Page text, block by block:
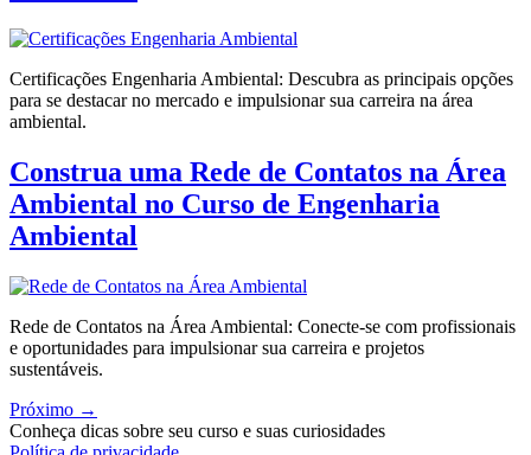
Certificações Engenharia Ambiental: Descubra as principais opções
para se destacar no mercado e impulsionar sua carreira na área
ambiental.
Construa uma Rede de Contatos na Área
Ambiental no Curso de Engenharia
Ambiental
Rede de Contatos na Área Ambiental: Conecte-se com profissionais
e oportunidades para impulsionar sua carreira e projetos
sustentáveis.
Próximo →
Conheça dicas sobre seu curso e suas curiosidades